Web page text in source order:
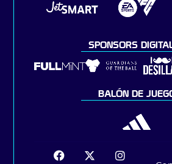
SPONSORS
BALÓN DE